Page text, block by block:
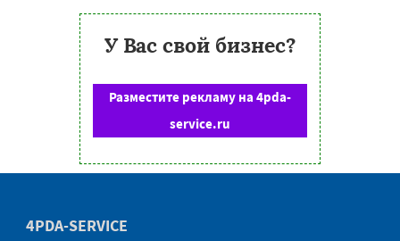
У Вас свой бизнес?
Разместите рекламу на 4pda-
service.ru
4PDA-SERVICE